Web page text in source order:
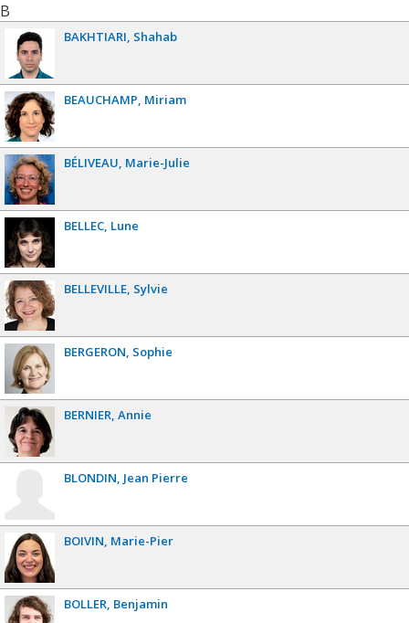
B
BAKHTIARI Shahab
BEAUCHAMP Miriam
BÉLIVEAU Marie-Julie
BELLEC Lune
BELLEVILLE Sylvie
BERGERON Sophie
BERNIER Annie
BLONDIN Jean Pierre
BOIVIN Marie-Pier
BOLLER Benjamin